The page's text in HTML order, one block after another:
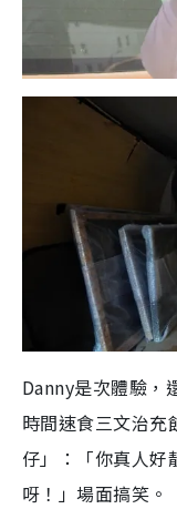
Danny是次體驗，
時間速食三文治充
仔」：「你真人好
呀！」場面搞笑。